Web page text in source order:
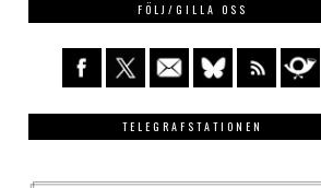
FÖLJ/GILLA OSS
TELEGRAFSTATIONEN